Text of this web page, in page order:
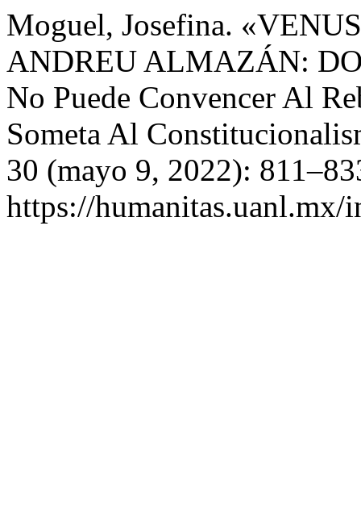
Moguel, Josefina.
ANDREU ALMAZÁN:
No Puede Convencer Al
Someta Al
30 (mayo 9, 2022):
https://